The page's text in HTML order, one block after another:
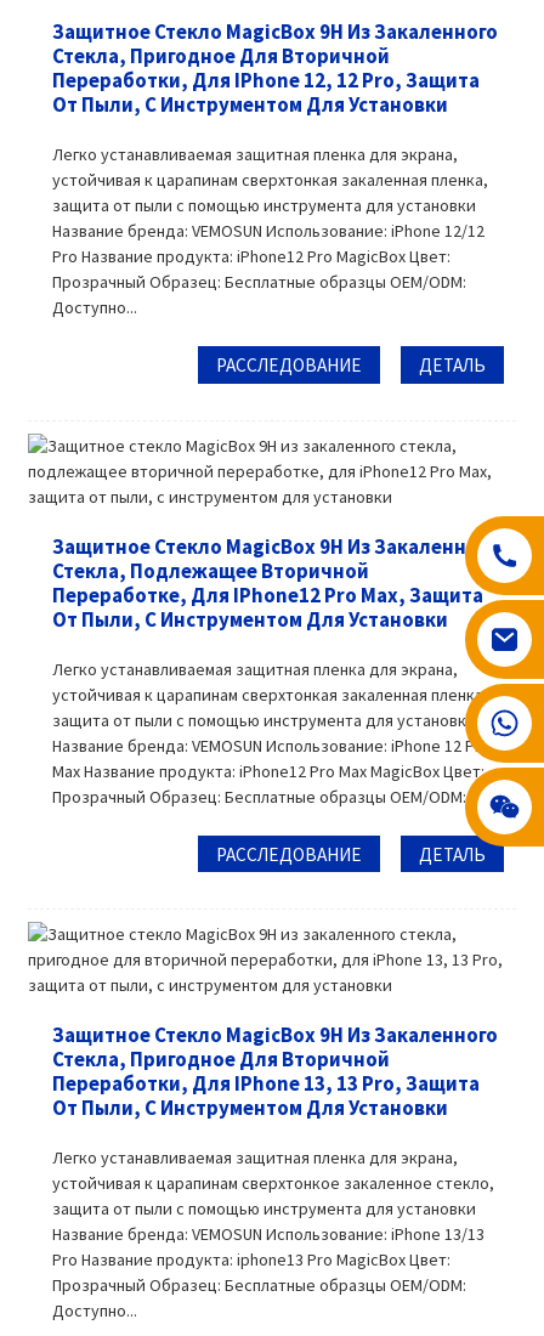
008617602075192
Защитное Стекло MagicBox 9H Из Закаленного
Стекла, Пригодное Для Вторичной
Переработки, Для IPhone 12, 12 Pro, Защита
От Пыли, С Инструментом Для Установки
Легко устанавливаемая защитная пленка для экрана,
устойчивая к царапинам сверхтонкая закаленная пленка,
защита от пыли с помощью инструмента для установки
Название бренда: VEMOSUN Использование: iPhone 12/12
Pro Название продукта: iPhone12 Pro MagicBox Цвет:
Прозрачный Образец: Бесплатные образцы OEM/ODM:
Доступно...
РАССЛЕДОВАНИЕ ДЕТАЛЬ
Защитное Стекло MagicBox 9H Из Закаленного
Стекла, Подлежащее Вторичной
Переработке, Для IPhone12 Pro Max, Защита
От Пыли, С Инструментом Для Установки
Легко устанавливаемая защитная пленка для экрана,
устойчивая к царапинам сверхтонкая закаленная пленка,
защита от пыли с помощью инструмента для установки
Название бренда: VEMOSUN Использование: iPhone 12 Pro
Max Название продукта: iPhone12 Pro Max MagicBox Цвет:
Прозрачный Образец: Бесплатные образцы OEM/ODM: A...
РАССЛЕДОВАНИЕ ДЕТАЛЬ
Защитное Стекло MagicBox 9H Из Закаленного
Стекла, Пригодное Для Вторичной
Переработки, Для IPhone 13, 13 Pro, Защита
От Пыли, С Инструментом Для Установки
Легко устанавливаемая защитная пленка для экрана,
устойчивая к царапинам сверхтонкое закаленное стекло,
защита от пыли с помощью инструмента для установки
Название бренда: VEMOSUN Использование: iPhone 13/13
Pro Название продукта: iphone13 Pro MagicBox Цвет:
Прозрачный Образец: Бесплатные образцы OEM/ODM:
Доступно...